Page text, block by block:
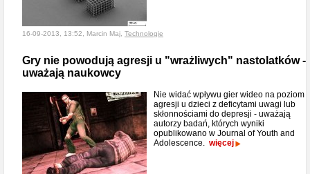
16-09-2013, 13:52, Marcin Maj, Technologie
Gry nie powodują agresji u "wrażliwych" nastolatków -
uważają naukowcy
Nie widać wpływu gier wideo na poziom
agresji u dzieci z deficytami uwagi lub
skłonnościami do depresji - uważają
autorzy badań, których wyniki
opublikowano w Journal of Youth and
Adolescence. więcej